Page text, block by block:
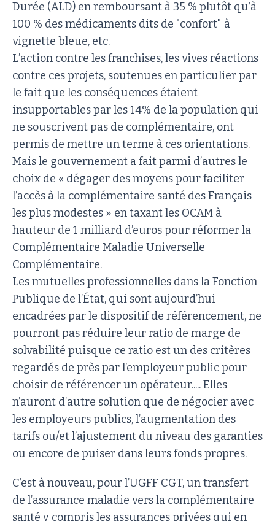
Durée (ALD) en remboursant à 35 % plutôt qu’à
100 % des médicaments dits de "confort" à
vignette bleue, etc.
L’action contre les franchises, les vives réactions
contre ces projets, soutenues en particulier par
le fait que les conséquences étaient
insupportables par les 14% de la population qui
ne souscrivent pas de complémentaire, ont
permis de mettre un terme à ces orientations.
Mais le gouvernement a fait parmi d’autres le
choix de « dégager des moyens pour faciliter
l’accès à la complémentaire santé des Français
les plus modestes » en taxant les OCAM à
hauteur de 1 milliard d’euros pour réformer la
Complémentaire Maladie Universelle
Complémentaire.
Les mutuelles professionnelles dans la Fonction
Publique de l’État, qui sont aujourd’hui
encadrées par le dispositif de référencement, ne
pourront pas réduire leur ratio de marge de
solvabilité puisque ce ratio est un des critères
regardés de près par l’employeur public pour
choisir de référencer un opérateur..... Elles
n’auront d’autre solution que de négocier avec
les employeurs publics, l’augmentation des
tarifs ou/et l’ajustement du niveau des garanties
ou encore de puiser dans leurs fonds propres.
C’est à nouveau, pour l’UGFF CGT, un transfert
de l’assurance maladie vers la complémentaire
santé y compris les assurances privées qui en